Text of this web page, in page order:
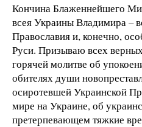
Кончина Блаженнейшего
всея Украины Владимира –
Православия и, конечно,
Руси. Призываю всех
горячей молитве об
обителях души
осиротевшей Украинской
мире на Украине, об
претерпевающем тяжкие